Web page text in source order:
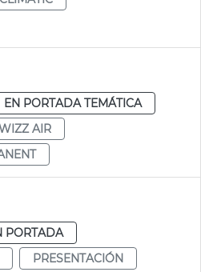
EN PORTADA TEMÁTICA
AIR
PORTADA
PRESENTACIÓN